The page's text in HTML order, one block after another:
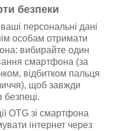
безпеки
персональні дані
особам отримати
вибирайте один
смартфона (за
відбитком пальця
щоб завжди
OTG зі смартфона
інтернет через